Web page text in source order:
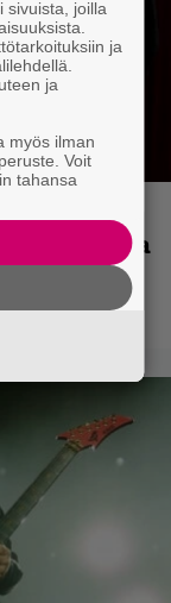
ryydittää
kuvatulla
sivuista, joilla
ja
ja
myös ilman
Voit
tahansa